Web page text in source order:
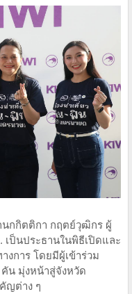
นกกิตติกา กฤตย์วุฒิกร ผู้
ป็นประธานในพิธีเปิดและ
งการ โดยมีผู้เข้าร่วม
น มุ่งหน้าสู่จังหวัด
ญต่าง ๆ